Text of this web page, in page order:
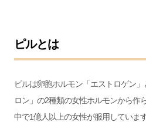
ピルとは
ピルは卵胞ホルモン「エストロゲン
ロン」の2種類の女性ホルモンから作
中で1億人以上の女性が服用しています